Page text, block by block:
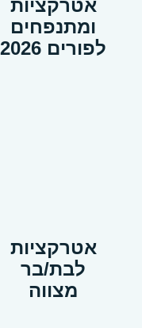
אטרקציות
ומתנפחים
לפורים 2026
אטרקציות
לבת/בר
מצווה